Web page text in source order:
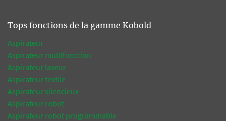
Tops fonctions de la gamme Kobold
Aspirateur
Aspirateur multifonction
Aspirateur laveur
Aspirateur textile
Aspirateur silencieux
Aspirateur robot
Aspirateur robot programmable